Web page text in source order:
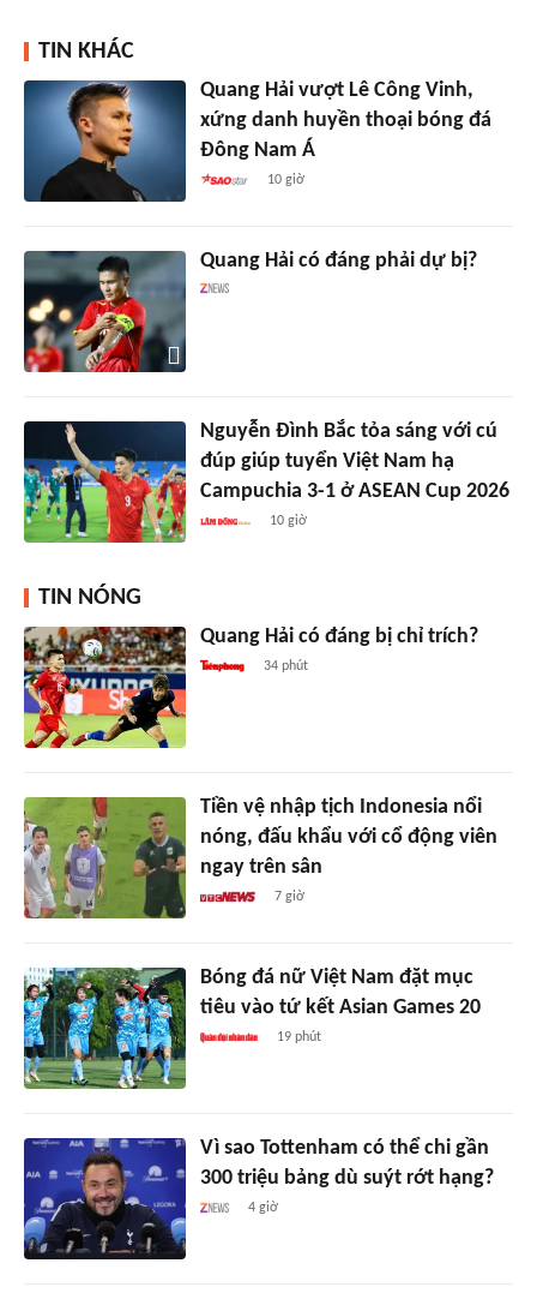
TIN KHÁC
Quang Hải vượt Lê Công Vinh,
xứng danh huyền thoại bóng đá
Đông Nam Á
10 giờ
Quang Hải có đáng phải dự bị?
Nguyễn Đình Bắc tỏa sáng với cú
đúp giúp tuyển Việt Nam hạ
Campuchia 3-1 ở ASEAN Cup 2026
10 giờ
TIN NÓNG
Quang Hải có đáng bị chỉ trích?
34 phút
Tiền vệ nhập tịch Indonesia nổi
nóng, đấu khẩu với cổ động viên
ngay trên sân
7 giờ
Bóng đá nữ Việt Nam đặt mục
tiêu vào tứ kết Asian Games 20
19 phút
Vì sao Tottenham có thể chi gần
300 triệu bảng dù suýt rớt hạng?
4 giờ